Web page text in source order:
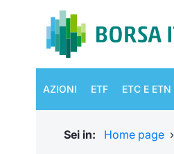
AZIONI ETF ETC E ETN
Sei in: Home page ›